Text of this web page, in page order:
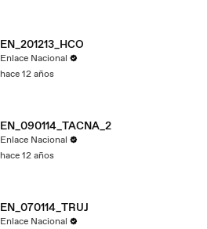
EN_201213_HCO
Enlace Nacional
hace 12 años
EN_090114_TACNA_2
Enlace Nacional
hace 12 años
EN_070114_TRUJ
Enlace Nacional